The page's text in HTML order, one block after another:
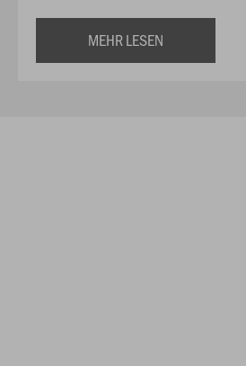
MEHR LESEN